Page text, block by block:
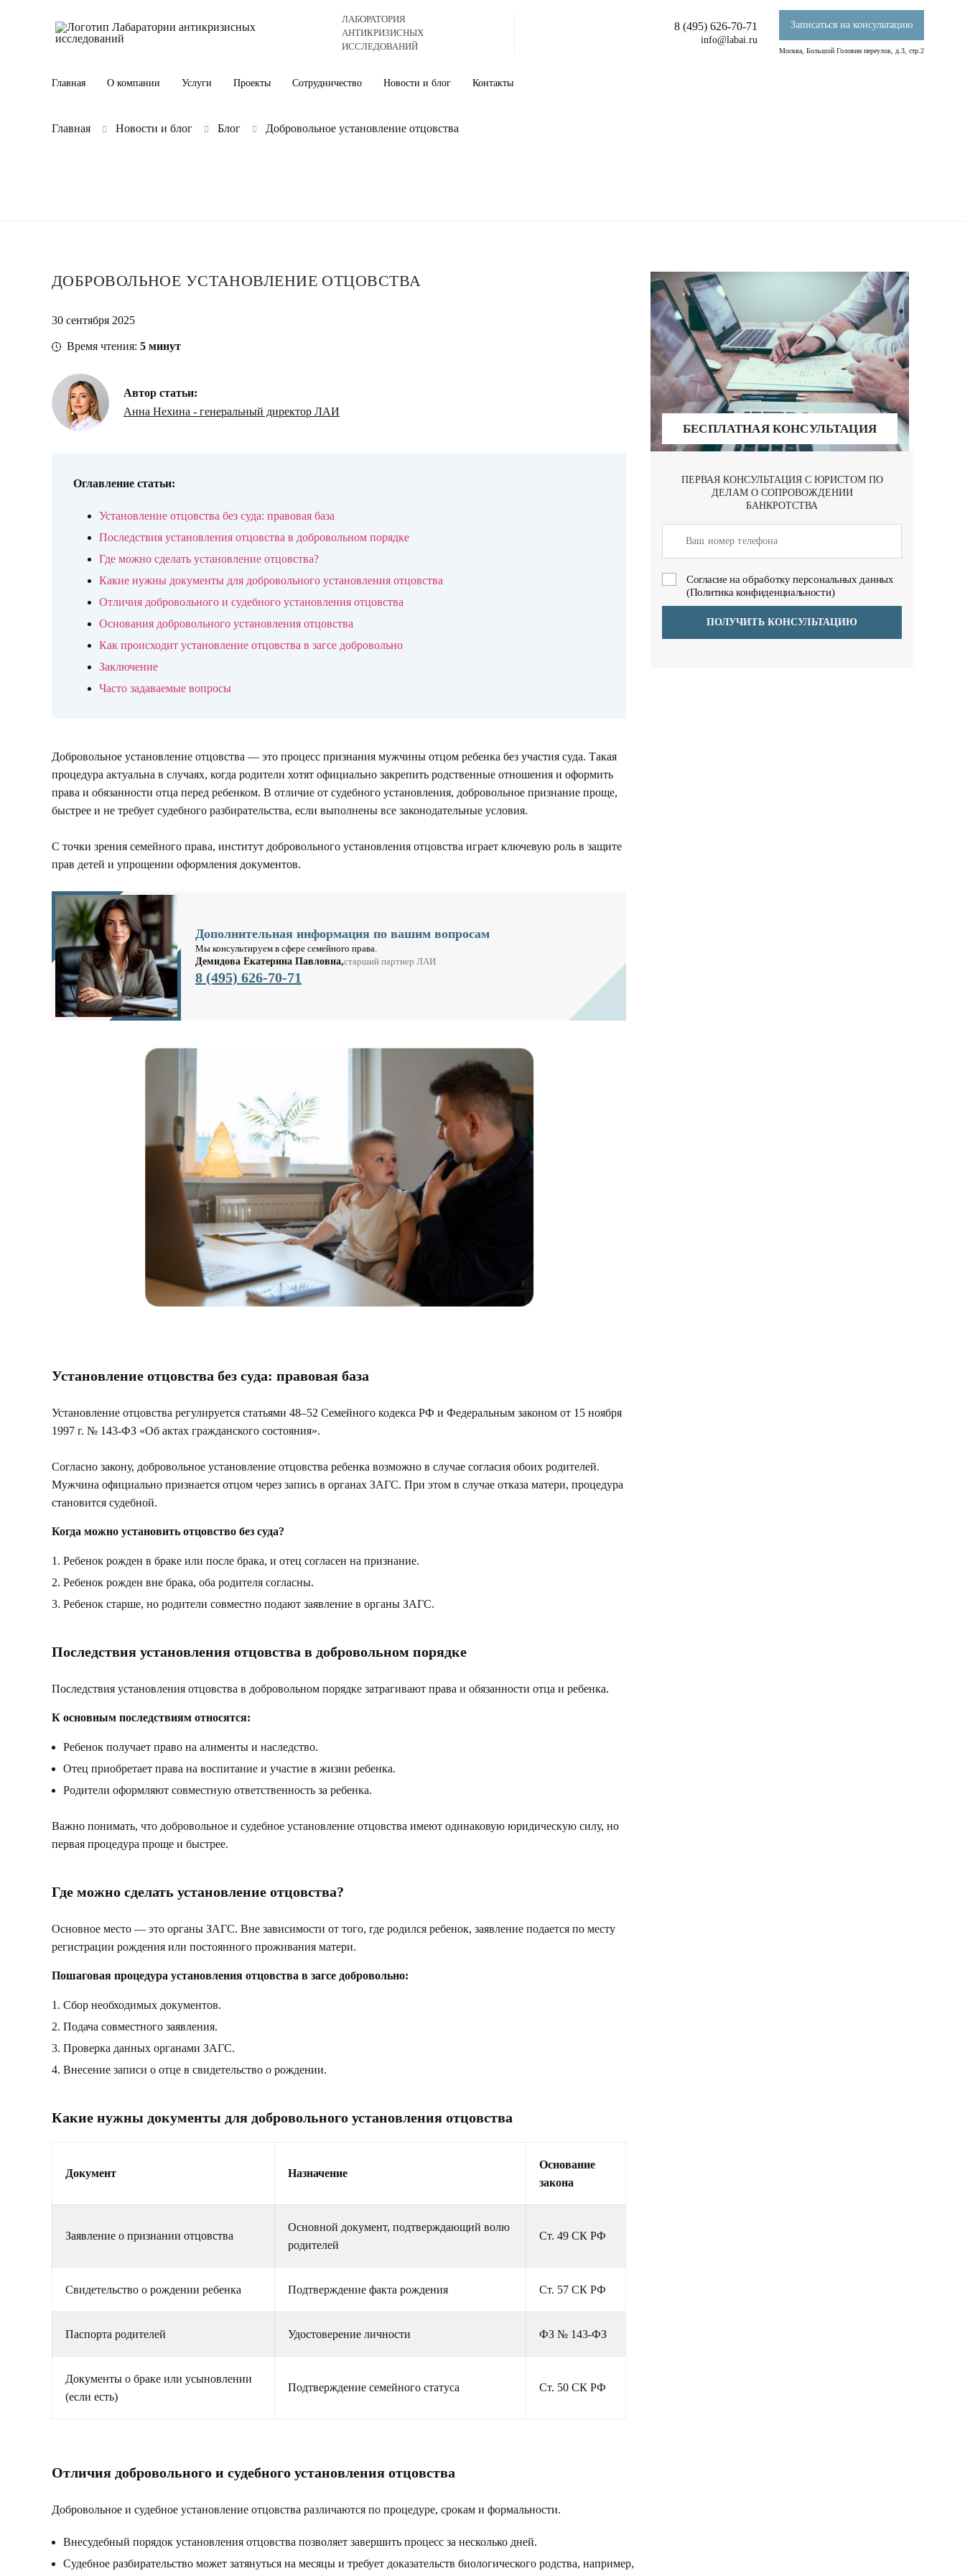
ЛАБОРАТОРИЯ
АНТИКРИЗИСНЫХ
ИССЛЕДОВАНИЙ
8 (495) 626-70-71
info@labai.ru
Записаться на консультацию
Москва, Большой Головин переулок, д.3, стр.2
Главная О компании Услуги Проекты Сотрудничество Новости и блог Контакты
Главная Новости и блог Блог Добровольное установление отцовства
ДОБРОВОЛЬНОЕ УСТАНОВЛЕНИЕ ОТЦОВСТВА
30 сентября 2025
Время чтения: 5 минут
Автор статьи:
Анна Нехина - генеральный директор ЛАИ
Оглавление статьи:
Установление отцовства без суда: правовая база
Последствия установления отцовства в добровольном порядке
Где можно сделать установление отцовства?
Какие нужны документы для добровольного установления отцовства
Отличия добровольного и судебного установления отцовства
Основания добровольного установления отцовства
Как происходит установление отцовства в загсе добровольно
Заключение
Часто задаваемые вопросы
Добровольное установление отцовства — это процесс признания мужчины отцом ребенка без участия суда. Такая
процедура актуальна в случаях, когда родители хотят официально закрепить родственные отношения и оформить
права и обязанности отца перед ребенком. В отличие от судебного установления, добровольное признание проще,
быстрее и не требует судебного разбирательства, если выполнены все законодательные условия.
С точки зрения семейного права, институт добровольного установления отцовства играет ключевую роль в защите
прав детей и упрощении оформления документов.
Дополнительная информация по вашим вопросам
Мы консультируем в сфере семейного права.
Демидова Екатерина Павловна,старший партнер ЛАИ
8 (495) 626-70-71
Установление отцовства без суда: правовая база
Установление отцовства регулируется статьями 48–52 Семейного кодекса РФ и Федеральным законом от 15 ноября
1997 г. № 143-ФЗ «Об актах гражданского состояния».
Согласно закону, добровольное установление отцовства ребенка возможно в случае согласия обоих родителей.
Мужчина официально признается отцом через запись в органах ЗАГС. При этом в случае отказа матери, процедура
становится судебной.
Когда можно установить отцовство без суда?
Ребенок рожден в браке или после брака, и отец согласен на признание.
Ребенок рожден вне брака, оба родителя согласны.
Ребенок старше, но родители совместно подают заявление в органы ЗАГС.
Последствия установления отцовства в добровольном порядке
Последствия установления отцовства в добровольном порядке затрагивают права и обязанности отца и ребенка.
К основным последствиям относятся:
Ребенок получает право на алименты и наследство.
Отец приобретает права на воспитание и участие в жизни ребенка.
Родители оформляют совместную ответственность за ребенка.
Важно понимать, что добровольное и судебное установление отцовства имеют одинаковую юридическую силу, но
первая процедура проще и быстрее.
Где можно сделать установление отцовства?
Основное место — это органы ЗАГС. Вне зависимости от того, где родился ребенок, заявление подается по месту
регистрации рождения или постоянного проживания матери.
Пошаговая процедура установления отцовства в загсе добровольно:
Сбор необходимых документов.
Подача совместного заявления.
Проверка данных органами ЗАГС.
Внесение записи о отце в свидетельство о рождении.
Какие нужны документы для добровольного установления отцовства
Документ Назначение
Основание
закона
Заявление о признании отцовства
Основной документ, подтверждающий волю
родителей
Ст. 49 СК РФ
Свидетельство о рождении ребенка Подтверждение факта рождения Ст. 57 СК РФ
Паспорта родителей Удостоверение личности ФЗ № 143-ФЗ
Документы о браке или усыновлении
(если есть)
Подтверждение семейного статуса Ст. 50 СК РФ
Отличия добровольного и судебного установления отцовства
Добровольное и судебное установление отцовства различаются по процедуре, срокам и формальности.
Внесудебный порядок установления отцовства позволяет завершить процесс за несколько дней.
Судебное разбирательство может затянуться на месяцы и требует доказательств биологического родства, например,
БЕСПЛАТНАЯ КОНСУЛЬТАЦИЯ
ПЕРВАЯ КОНСУЛЬТАЦИЯ С ЮРИСТОМ ПО
ДЕЛАМ О СОПРОВОЖДЕНИИ
БАНКРОТСТВА
Cогласие на обработку персональных данных
(Политика конфиденциальности)
ПОЛУЧИТЬ КОНСУЛЬТАЦИЮ